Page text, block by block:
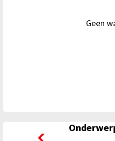
Geen
Onderwerpen Kindermonitor